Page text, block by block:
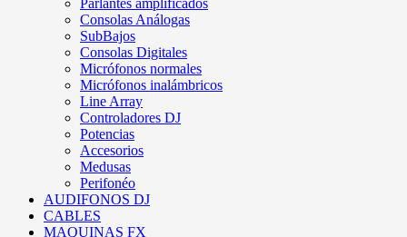
Parlantes amplificados
Consolas Análogas
SubBajos
Consolas Digitales
Micrófonos normales
Micrófonos inalámbricos
Line Array
Controladores DJ
Potencias
Accesorios
Medusas
Perifonéo
AUDIFONOS DJ
CABLES
MAQUINAS FX